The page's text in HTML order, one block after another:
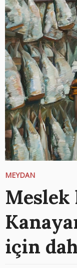
MEYDAN
Meslek
için